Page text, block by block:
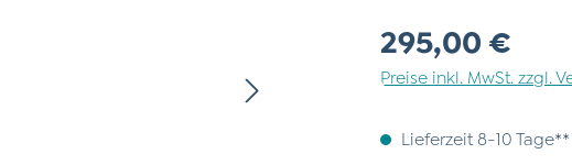
Regulärer Preis:
295,00 €
Preise inkl. MwSt. zzgl.
Lieferzeit 8-10 Tage**